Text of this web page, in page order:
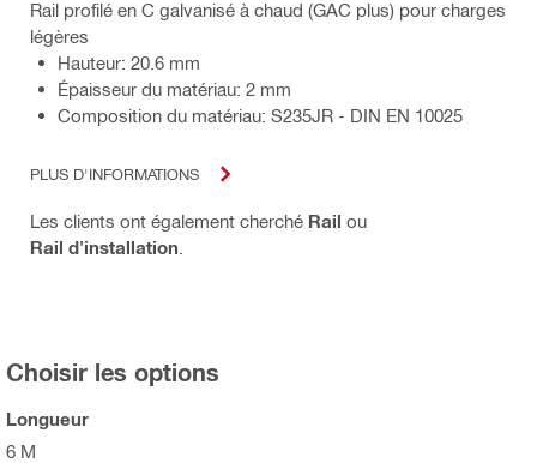
Rail profilé en C galvanisé à chaud (GAC plus) pour charges
légères
Hauteur: 20.6 mm
Épaisseur du matériau: 2 mm
Composition du matériau: S235JR - DIN EN 10025
PLUS D'INFORMATIONS
Les clients ont également cherché Rail ou
Rail d'installation
Choisir les options
Longueur
6 M